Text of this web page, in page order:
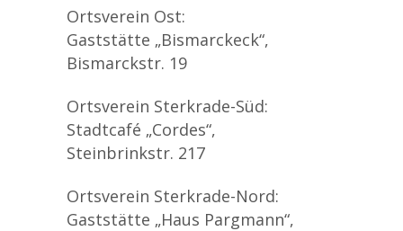
Ortsverein Ost:
Gaststätte „Bismarckeck“,
Bismarckstr. 19
Ortsverein Sterkrade-Süd:
Stadtcafé „Cordes“,
Steinbrinkstr. 217
Ortsverein Sterkrade-Nord:
Gaststätte „Haus Pargmann“,